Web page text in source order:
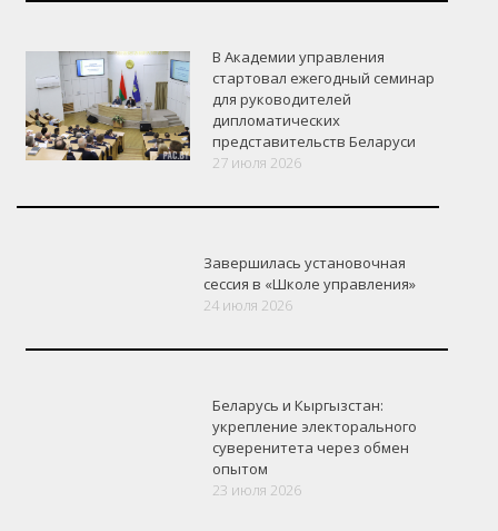
В Академии управления
стартовал ежегодный семинар
для руководителей
дипломатических
представительств Беларуси
27 июля 2026
Завершилась установочная
сессия в «Школе управления»
24 июля 2026
Беларусь и Кыргызстан:
укрепление электорального
суверенитета через обмен
опытом
23 июля 2026